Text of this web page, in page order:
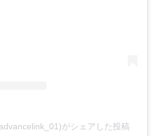
がシェアした投稿